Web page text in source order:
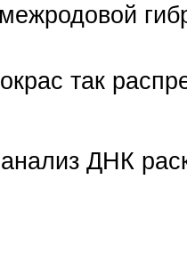
так
ДНК